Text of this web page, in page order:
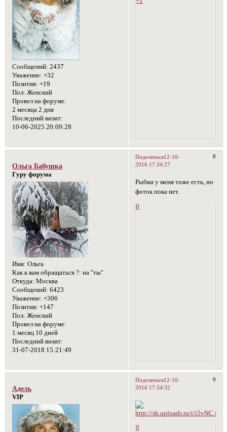
Сообщений: 2437
Уважение: +32
Позитив: +19
Пол: Женский
Провел на форуме:
2 месяца 2 дня
Последний визит:
10-06-2025 20:09:28
Поделиться 8
12-10-
2016 17:34:27
Ольга Бабушка
Гуру форума
Имя: Ольга
Как к вам обращаться ?: на "ты"
Откуда: Москва
Сообщений: 6423
Уважение: +306
Позитив: +147
Пол: Женский
Провел на форуме:
1 месяц 10 дней
Последний визит:
31-07-2018 15:21:49
Рыбки у меня тоже есть, но
фоток пока нет.
0
Поделиться 9
12-10-
2016 17:34:32
Адель
VIP
0